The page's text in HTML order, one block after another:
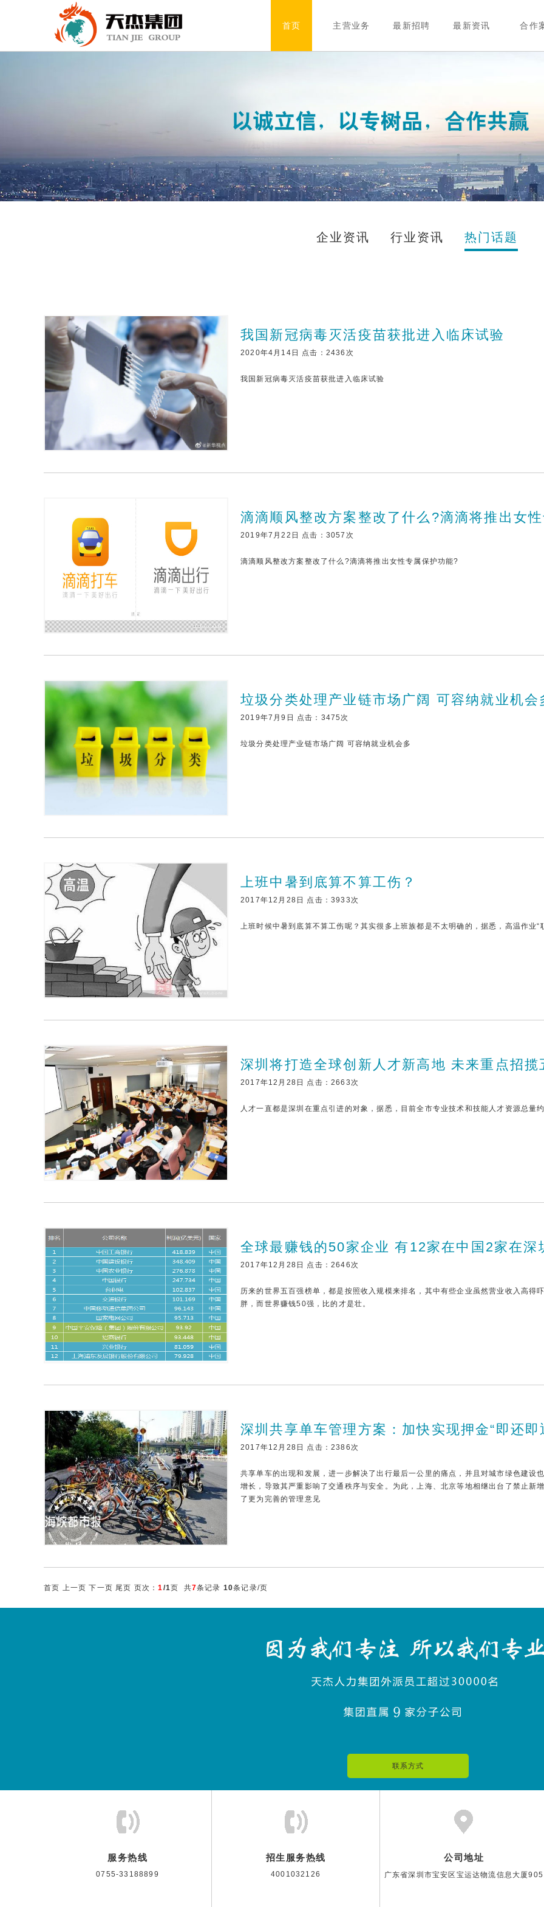
首页 主营业务 最新招聘 最新资讯 合作
企业资讯 行业资讯 热门话题
我国新冠病毒灭活疫苗获批进入临床试验
2020年4月14日 点击：2436次
我国新冠病毒灭活疫苗获批进入临床试验
滴滴顺风整改方案整改了什么?滴滴将推出女
2019年7月22日 点击：3057次
滴滴顺风整改方案整改了什么?滴滴将推出女性专属保护功能?
垃圾分类处理产业链市场广阔 可容纳就业机会
2019年7月9日 点击：3475次
垃圾分类处理产业链市场广阔 可容纳就业机会多
上班中暑到底算不算工伤？
2017年12月28日 点击：3933次
上班时候中暑到底算不算工伤呢？其实很多上班族都是不太明确的，据悉，高温作业“
深圳将打造全球创新人才新高地 未来重点招揽
2017年12月28日 点击：2663次
人才一直都是深圳在重点引进的对象，据悉，目前全市专业技术和技能人才资源总量
全球最赚钱的50家企业 有12家在中国2家在深
2017年12月28日 点击：2646次
历来的世界五百强榜单，都是按照收入规模来排名，其中有些企业虽然营业收入高得
胖，而世界赚钱50强，比的才是壮。
深圳共享单车管理方案：加快实现押金“即还即
2017年12月28日 点击：2386次
共享单车的出现和发展，进一步解决了出行最后一公里的痛点，并且对城市绿色建设
增长，导致其严重影响了交通秩序与安全。为此，上海、北京等地相继出台了禁止新
了更为完善的管理意见
首页 上一页 下一页 尾页 页次：1/1页 共7条记录 10条记录/页
联系方式
服务热线
0755-33188899
招生服务热线
4001032126
公司地址
广东省深圳市宝安区宝运达物流信息大厦905